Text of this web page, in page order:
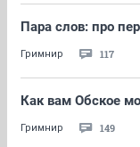
Пара слов: про
Гримнир 117
Как вам Обское
Гримнир 149